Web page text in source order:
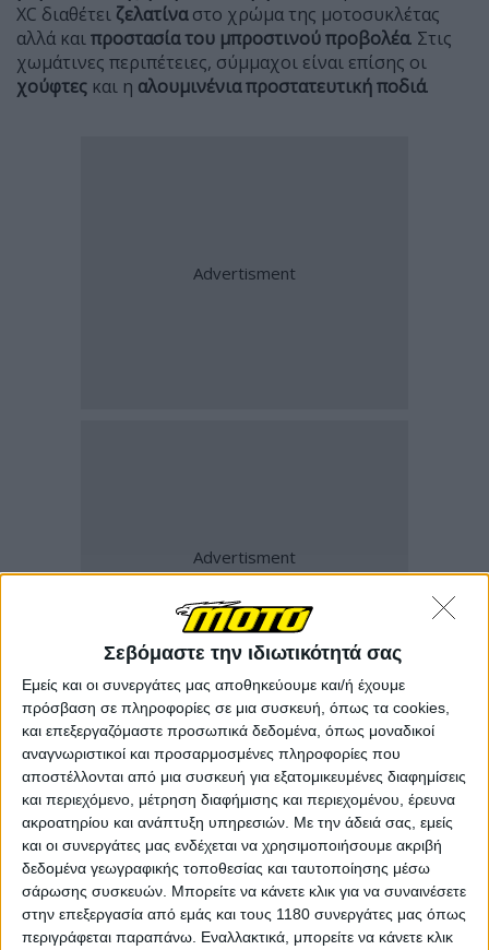
Σεβόμαστε την ιδιωτικότητά σας
Εμείς και οι συνεργάτες μας αποθηκεύουμε και/ή έχουμε
πρόσβαση σε πληροφορίες σε μια συσκευή, όπως τα cookies,
και επεξεργαζόμαστε προσωπικά δεδομένα, όπως μοναδικοί
αναγνωριστικοί και προσαρμοσμένες πληροφορίες που
αποστέλλονται από μια συσκευή για εξατομικευμένες διαφημίσεις
και περιεχόμενο, μέτρηση διαφήμισης και περιεχομένου, έρευνα
ακροατηρίου και ανάπτυξη υπηρεσιών. Με την άδειά σας, εμείς
και οι συνεργάτες μας ενδέχεται να χρησιμοποιήσουμε ακριβή
δεδομένα γεωγραφικής τοποθεσίας και ταυτοποίησης μέσω
σάρωσης συσκευών. Μπορείτε να κάνετε κλικ για να συναινέσετε
στην επεξεργασία από εμάς και τους 1180 συνεργάτες μας όπως
περιγράφεται παραπάνω. Εναλλακτικά, μπορείτε να κάνετε κλικ
XC διαθέτει ζελατίναστο χρώμα της μοτοσυκλέτας
αλλά καιπροστασία του μπροστινού προβολέα. Στις
χωμάτινες περιπέτειες, σύμμαχοι είναι επίσης οι
χούφτες και η αλουμινένια προστατευτική ποδιά.